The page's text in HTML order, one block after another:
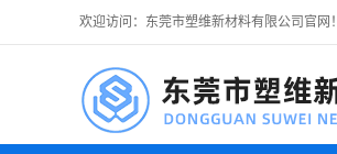
欢迎访问：东莞市塑维新材料有限公司官网！